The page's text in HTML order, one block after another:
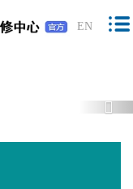
,免费橙子视
EN